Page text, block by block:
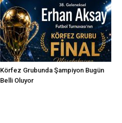
Körfez Grubunda Şampiyon Bugün
Belli Oluyor